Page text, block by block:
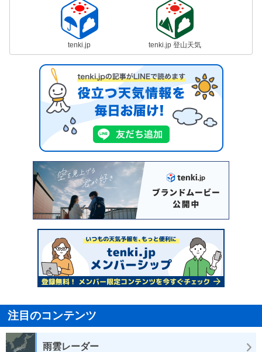
tenki.jp tenki.jp 登山天気
注目のコンテンツ
雨雲レーダー